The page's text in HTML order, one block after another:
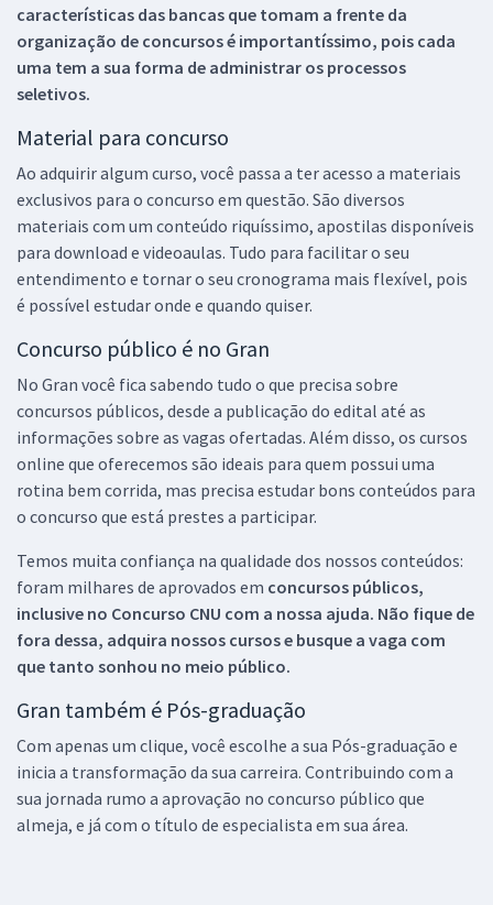
características das bancas que tomam a frente da
organização de concursos é importantíssimo, pois cada
uma tem a sua forma de administrar os processos
seletivos.
Material para concurso
Ao adquirir algum curso, você passa a ter acesso a materiais
exclusivos para o concurso em questão. São diversos
materiais com um conteúdo riquíssimo, apostilas disponíveis
para download e videoaulas. Tudo para facilitar o seu
entendimento e tornar o seu cronograma mais flexível, pois
é possível estudar onde e quando quiser.
Concurso público é no Gran
No Gran você fica sabendo tudo o que precisa sobre
concursos públicos, desde a publicação do edital até as
informações sobre as vagas ofertadas. Além disso, os cursos
online que oferecemos são ideais para quem possui uma
rotina bem corrida, mas precisa estudar bons conteúdos para
o concurso que está prestes a participar.
Temos muita confiança na qualidade dos nossos conteúdos:
foram milhares de aprovados em concursos públicos,
inclusive no Concurso CNU com a nossa ajuda. Não fique de
fora dessa, adquira nossos cursos e busque a vaga com
que tanto sonhou no meio público.
Gran também é Pós-graduação
Com apenas um clique, você escolhe a sua Pós-graduação e
inicia a transformação da sua carreira. Contribuindo com a
sua jornada rumo a aprovação no concurso público que
almeja, e já com o título de especialista em sua área.